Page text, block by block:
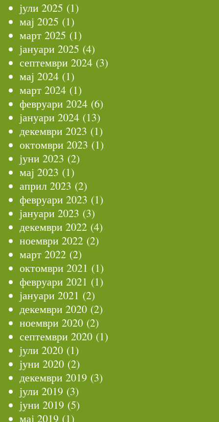
јули 2025 (1)
мај 2025 (1)
март 2025 (1)
јануари 2025 (4)
септември 2024 (3)
мај 2024 (1)
март 2024 (1)
февруари 2024 (6)
јануари 2024 (13)
декември 2023 (1)
октомври 2023 (1)
јуни 2023 (2)
мај 2023 (1)
април 2023 (2)
февруари 2023 (1)
јануари 2023 (3)
декември 2022 (4)
ноември 2022 (2)
март 2022 (2)
октомври 2021 (1)
февруари 2021 (1)
јануари 2021 (2)
декември 2020 (2)
ноември 2020 (2)
септември 2020 (1)
јули 2020 (1)
јуни 2020 (2)
декември 2019 (3)
јули 2019 (3)
јуни 2019 (5)
мај 2019 (1)